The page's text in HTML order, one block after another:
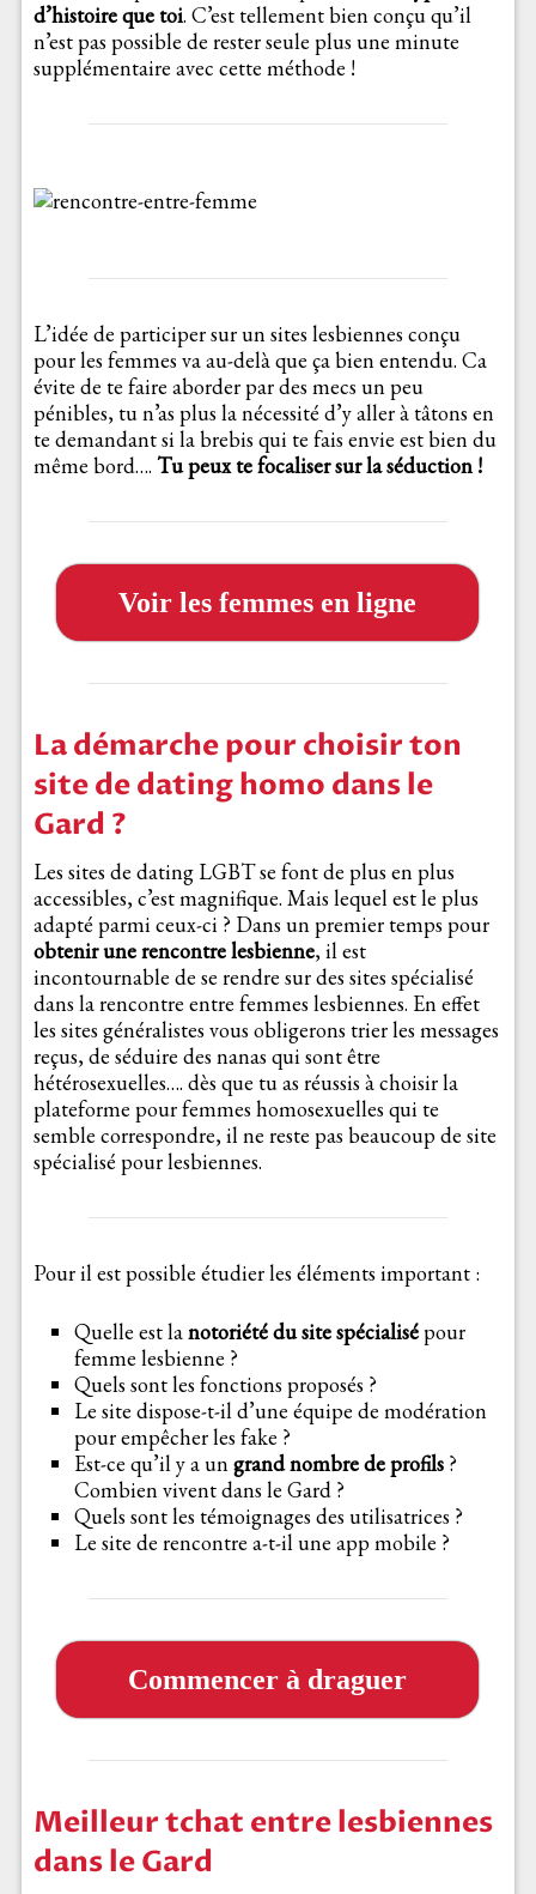
d’histoire que toi. C’est tellement bien conçu qu’il
n’est pas possible de rester seule plus une minute
supplémentaire avec cette méthode !
L’idée de participer sur un sites lesbiennes conçu
pour les femmes va au-delà que ça bien entendu. Ca
évite de te faire aborder par des mecs un peu
pénibles, tu n’as plus la nécessité d’y aller à tâtons en
te demandant si la brebis qui te fais envie est bien du
même bord…. Tu peux te focaliser sur la séduction !
Voir les femmes en ligne
La démarche pour choisir ton
site de dating homo dans le
Gard ?
Les sites de dating LGBT se font de plus en plus
accessibles, c’est magnifique. Mais lequel est le plus
adapté parmi ceux-ci ? Dans un premier temps pour
obtenir une rencontre lesbienne, il est
incontournable de se rendre sur des sites spécialisé
dans la rencontre entre femmes lesbiennes. En effet
les sites généralistes vous obligerons trier les messages
reçus, de séduire des nanas qui sont être
hétérosexuelles…. dès que tu as réussis à choisir la
plateforme pour femmes homosexuelles qui te
semble correspondre, il ne reste pas beaucoup de site
spécialisé pour lesbiennes.
Pour il est possible étudier les éléments important :
Quelle est lanotoriété du site spécialisépour
femme lesbienne ?
Quels sont les fonctions proposés ?
Le site dispose-t-il d’une équipe de modération
pour empêcher les fake ?
Est-ce qu’il y a ungrand nombre de profils ?
Combien vivent dans le Gard ?
Quels sont les témoignages des utilisatrices ?
Le site de rencontre a-t-il une app mobile ?
Commencer à draguer
Meilleur tchat entre lesbiennes
dans le Gard